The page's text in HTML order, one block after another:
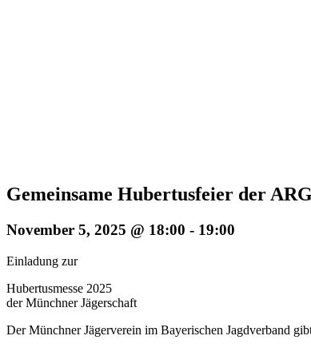
Gemeinsame Hubertusfeier der
November 5, 2025 @ 18:00 - 19:00
Einladung zur
Hubertusmesse 2025
der Münchner Jägerschaft
Der Münchner Jägerverein im Bayerischen Jagdverband